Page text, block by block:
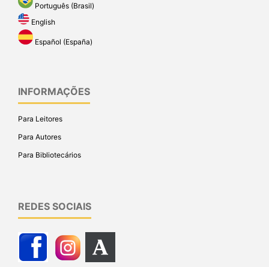
Português (Brasil)
English
Español (España)
INFORMAÇÕES
Para Leitores
Para Autores
Para Bibliotecários
REDES SOCIAIS